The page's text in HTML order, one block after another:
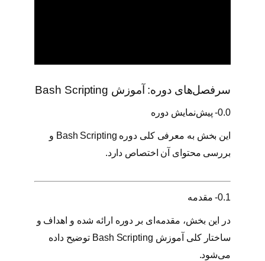
سرفصل‌های دوره: آموزش Bash Scripting
0.0- پیش‌نمایش دوره
این بخش به معرفی کلی دوره Bash Scripting و
بررسی محتوای آن اختصاص دارد.
0.1- مقدمه
در این بخش، مقدمه‌ای بر دوره ارائه شده و اهداف و
ساختار کلی آموزش Bash Scripting توضیح داده
می‌شود.